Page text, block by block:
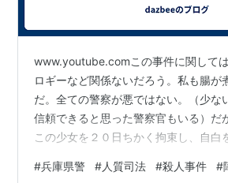
www.youtube.comこの事件に関して
ロギーなど関係ないだろう。私も腸が
だ。全ての警察が悪ではない。（少な
信頼できると思った警察官もいる）だ
この少女を２０日ちかく拘束し、自白
だ。やっていることはおよそ、まとも
#兵庫県警 #人質司法 #殺人事件 #